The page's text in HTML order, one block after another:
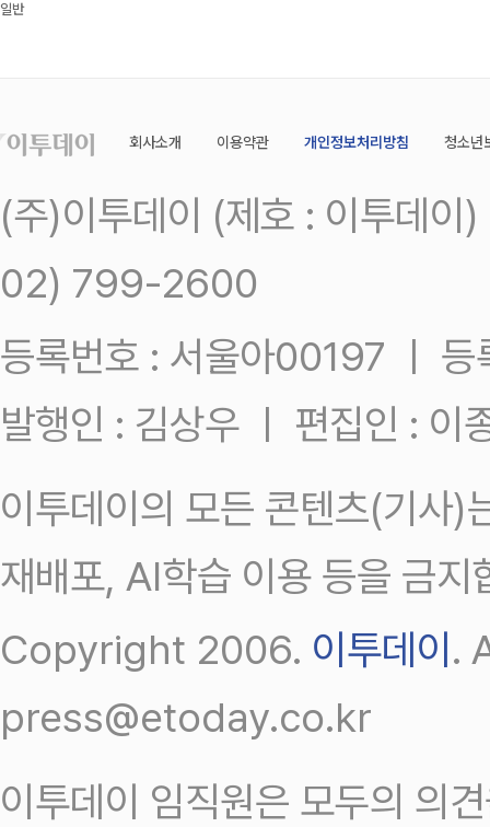
일반
회사소개 이용약관 개인정보처리방침 청소년
(주)이투데이 (제호 : 이투데
02) 799-2600
등록번호 : 서울아00197 ㅣ
발행인 : 김상우 ㅣ 편집인 : 이
이투데이의 모든 콘텐츠(기사)
재배포, AI학습 이용 등을 금지
Copyright 2006. 이투데이.
press@etoday.co.kr
이투데이 임직원은 모두의 의